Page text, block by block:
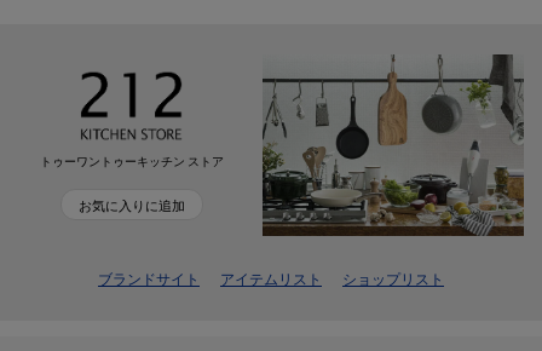
トゥーワントゥーキッチン ストア
お気に入りに追加
ブランドサイト アイテムリスト ショップリスト